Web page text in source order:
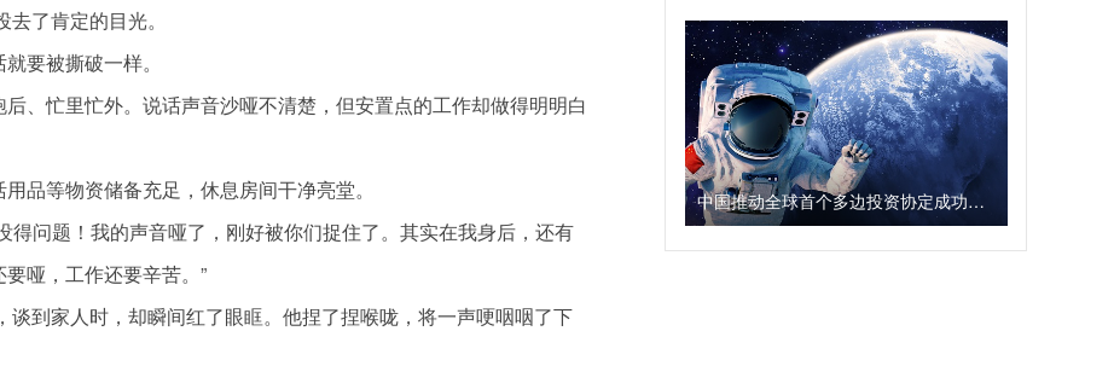
了肯定的目光。
要被撕破一样。
、忙里忙外。说话声音沙哑不清楚，但安置点的工作却做得明明白
品等物资储备充足，休息房间干净亮堂。
得问题！我的声音哑了，刚好被你们捉住了。其实在我身后，还有
哑，工作还要辛苦。”
谈到家人时，却瞬间红了眼眶。他捏了捏喉咙，将一声哽咽咽了下
中国推动全球首个多边投资协定成功结束文本谈判